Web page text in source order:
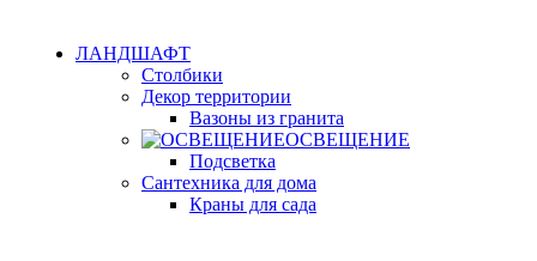
ЛАНДШАФТ
Столбики
Декор территории
Вазоны из гранита
ОСВЕЩЕНИЕ
Подсветка
Сантехника для дома
Краны для сада